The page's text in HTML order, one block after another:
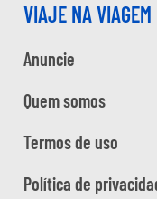
VIAJE NA VIAGEM
Anuncie
Quem somos
Termos de uso
Política de